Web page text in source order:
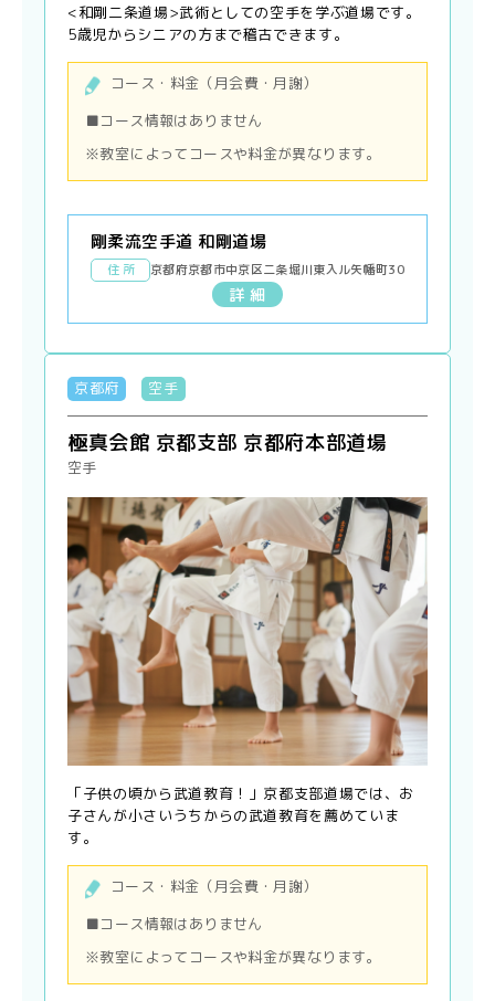
<和剛二条道場>武術としての空手を学ぶ道場です。
5歳児からシニアの方まで稽古できます。
コース・料金（月会費・月謝）
■コース情報はありません
※教室によってコースや料金が異なります。
剛柔流空手道 和剛道場
住 所 京都府京都市中京区二条堀川東入ル矢幡町30
詳 細
京都府 空手
極真会館 京都支部 京都府本部道場
空手
「子供の頃から武道教育！」京都支部道場では、お
子さんが小さいうちからの武道教育を薦めていま
す。
コース・料金（月会費・月謝）
■コース情報はありません
※教室によってコースや料金が異なります。